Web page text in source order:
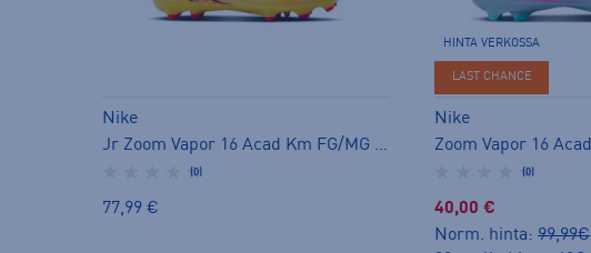
Nike
Jr Zoom Vapor 16 Acad Km FG/MG - jalkapallokengät (MG)
(0)
77,99 €
HINTA VERKOSSA
LAST CHANCE
Nike
(0)
40,00 €
Norm. hinta: 99,99€